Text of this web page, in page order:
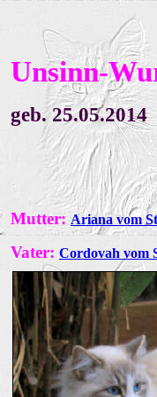
Unsinn-
geb. 25.05.2014
Mutter: Ariana vom
Vater: Cordovah vom